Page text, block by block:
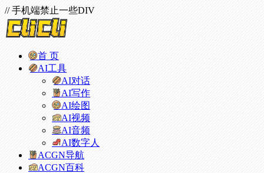
// 手机端禁止一些DIV
首 页
AI工具
AI对话
AI写作
AI绘图
AI视频
AI音频
AI数字人
ACGN导航
ACGN百科